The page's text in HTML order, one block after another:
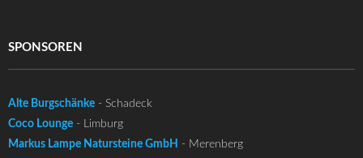
SPONSOREN
Alte Burgschänke - Schadeck
Coco Lounge - Limburg
Markus Lampe Natursteine GmbH - Merenberg